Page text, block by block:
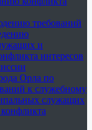
требований
и
интересов
Орла по
к служебному
служащих